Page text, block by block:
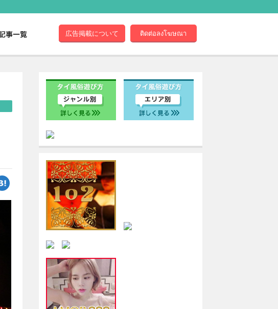
広告掲載について ติดต่อลงโฆษณา